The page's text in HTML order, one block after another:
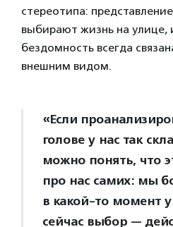
стереотипа:
выбирают жизнь на улице,
бездомность всегда
внешним видом.
«Если
голове у нас так
можно понять, что
про нас самих: мы
в какой-то момент
сейчас выбор —